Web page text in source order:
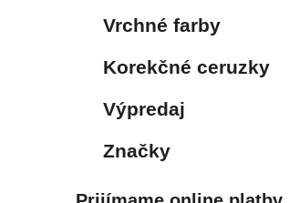
Vrchné farby
Korekčné ceruzky
Výpredaj
Značky